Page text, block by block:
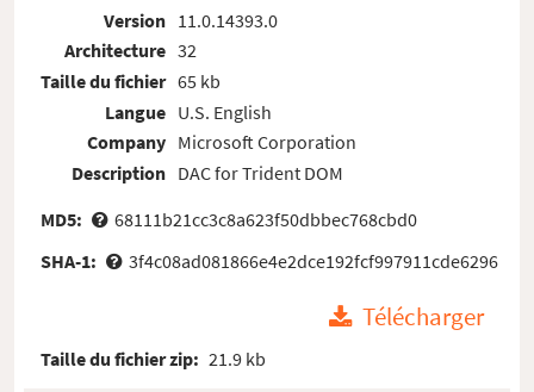
Version
Architecture
Taille du fichier
Langue
Company
Description
11.0.14393.0
32
65 kb
U.S. English
Microsoft Corporation
DAC for Trident DOM
MD5:
68111b21cc3c8a623f50dbbec768cbd0
SHA-1:
3f4c08ad081866e4e2dce192fcf997911cde6296
Télécharger
Taille du fichier zip: 21.9 kb